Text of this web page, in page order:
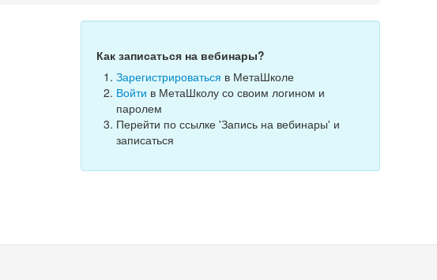
Как записаться на вебинары?
Зарегистрироваться в МетаШколе
Войти в МетаШколу со своим логином и
паролем
Перейти по ссылке 'Запись на вебинары' и
записаться